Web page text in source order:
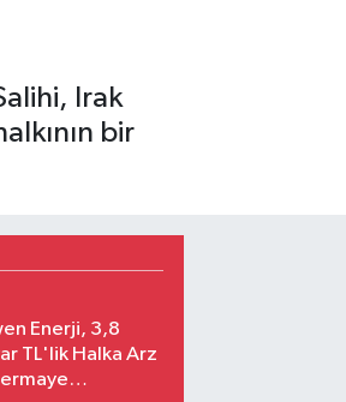
Irak
bir
Enerji, 3,8
TL'lik Halka Arz